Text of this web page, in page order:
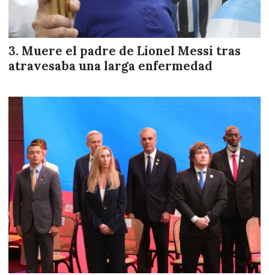
Muere el padre de Lionel Messi tras
atravesaba una larga enfermedad